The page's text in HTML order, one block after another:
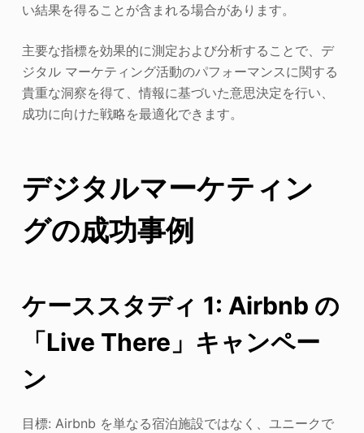
い結果を得ることが含まれる場合があります。
主要な指標を効果的に測定および分析することで、デ
ジタル マーケティング活動のパフォーマンスに関する
貴重な洞察を得て、情報に基づいた意思決定を行い、
成功に向けた戦略を最適化できます。
デジタルマーケティン
グの成功事例
ケーススタディ 1: Airbnb の
「Live There」キャンペー
ン
目標: Airbnb を単なる宿泊施設ではなく、ユニークで